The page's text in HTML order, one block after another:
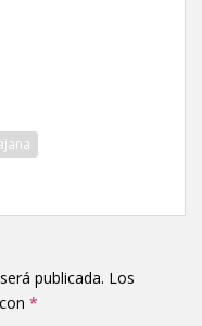
publicada. Los
*